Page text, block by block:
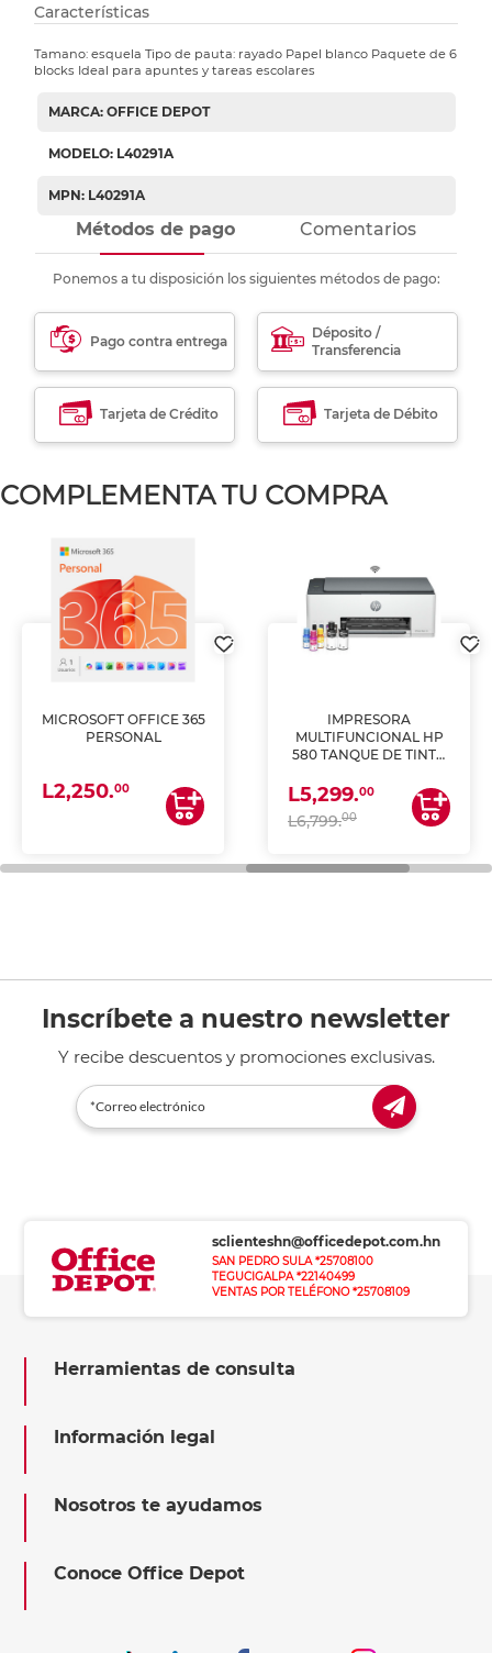
Características
Tamano: esquela Tipo de pauta: rayado Papel blanco Paquete de 6
blocks Ideal para apuntes y tareas escolares
MARCA: OFFICE DEPOT
MODELO: L40291A
MPN: L40291A
Métodos de pago Comentarios
Ponemos a tu disposición los siguientes métodos de pago:
Pago contra entrega
Déposito /
Transferencia
Tarjeta de Crédito Tarjeta de Débito
COMPLEMENTA TU COMPRA
MICROSOFT OFFICE 365
PERSONAL
L2,250.00
IMPRESORA
MULTIFUNCIONAL HP
580 TANQUE DE TINTA
ESCANEA)
L5,299.00
L6,799.00
Inscríbete a nuestro newsletter
Y recibe descuentos y promociones exclusivas.
sclienteshn@officedepot.com.hn
SAN PEDRO SULA *25708100
TEGUCIGALPA *22140499
VENTAS POR TELÉFONO *25708109
Herramientas de consulta
Información legal
Nosotros te ayudamos
Conoce Office Depot